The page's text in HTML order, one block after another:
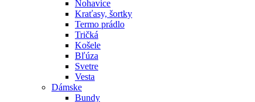
Nohavice
Kraťasy, šortky
Termo prádlo
Tričká
Košele
Bľúza
Svetre
Vesta
Dámske
Bundy